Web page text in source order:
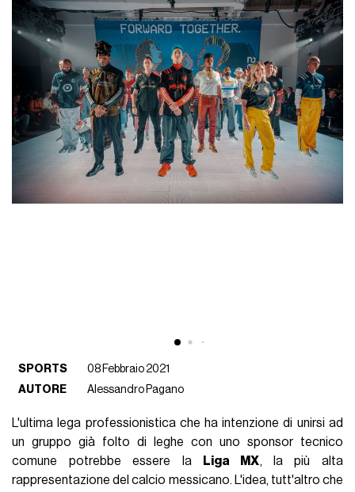
SPORTS
08 Febbraio 2021
AUTORE
Alessandro Pagano
L'ultima lega professionistica che ha intenzione di unirsi ad
un gruppo già folto di leghe con uno sponsor tecnico
comune potrebbe essere la
Liga MX, la più alta
rappresentazione del calcio messicano. L'idea, tutt'altro che